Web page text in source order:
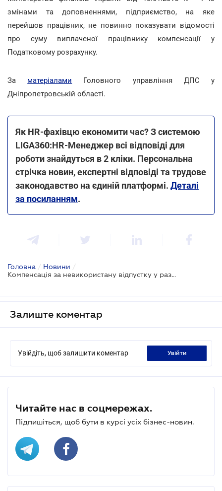
змінами та доповненнями, підприємство, на яке
перейшов працівник, не повинно показувати відомості
про суму виплаченої працівнику компенсації у
Податковому розрахунку.
За матеріалами Головного управління ДПС у
Дніпропетровській області.
Як HR-фахівцю економити час? З системою
LIGA360:HR-Менеджер всі відповіді для
роботи знайдуться в 2 кліки. Персональна
стрічка новин, експертні відповіді та трудове
законодавство на єдиній платформі. Деталі
за посиланням.
Головна / Новини /
Компенсація за невикористану відпустку у разі звільнення - ДПС
Залиште коментар
Увійдіть, щоб залишити коментар увійти
Читайте нас в соцмережах.
Підпишіться, щоб бути в курсі усіх бізнес-новин.